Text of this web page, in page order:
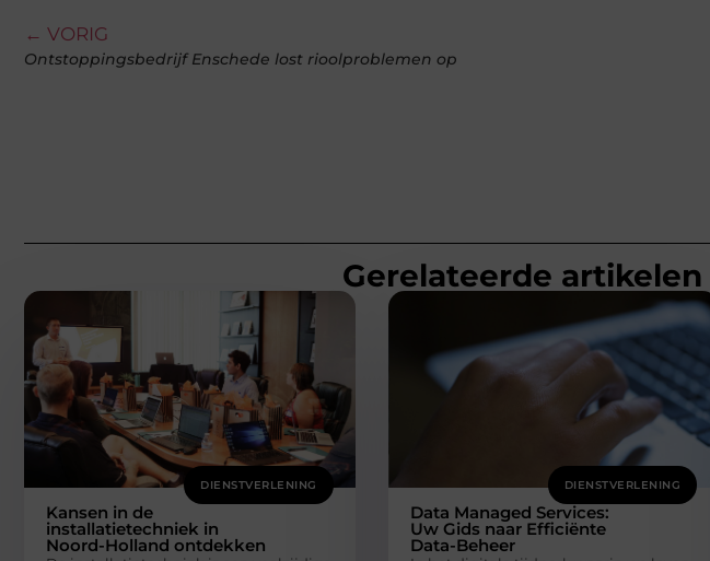
← VORIG
Ontstoppingsbedrijf Enschede lost rioolproblemen op
Gerelateerde artikelen
DIENSTVERLENING
Kansen in de
installatietechniek in
Noord-Holland ontdekken
DIENSTVERLENING
Data Managed Services:
Uw Gids naar Efficiënte
Data-Beheer